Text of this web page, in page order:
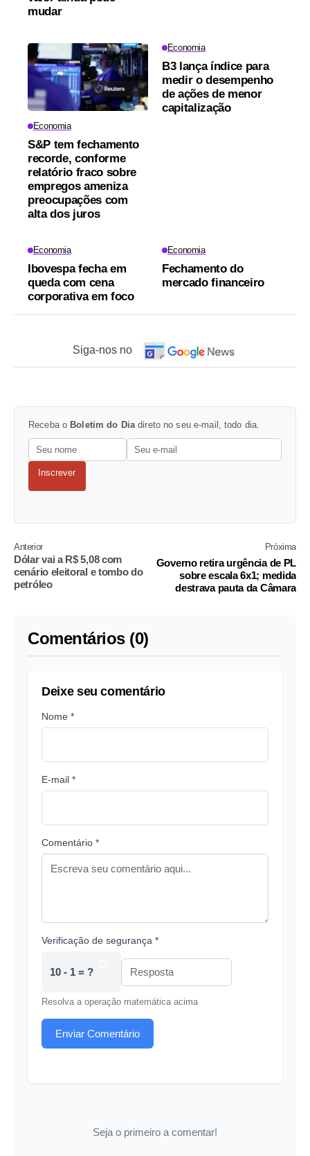
mudar
Economia
S&P tem fechamento
recorde, conforme
relatório fraco sobre
empregos ameniza
preocupações com
alta dos juros
Economia
B3 lança índice para
medir o desempenho
de ações de menor
capitalização
Economia
Ibovespa fecha em
queda com cena
corporativa em foco
Economia
Fechamento do
mercado financeiro
Siga-nos no
Receba o Boletim do Dia direto no seu e-mail, todo dia.
Inscrever
Anterior
Dólar vai a R$ 5,08 com
cenário eleitoral e tombo do
petróleo
Próxima
Governo retira urgência de PL
sobre escala 6x1; medida
destrava pauta da Câmara
Comentários (0)
Deixe seu comentário
Nome *
E-mail *
Comentário *
Verificação de segurança *
10 - 1 = ?
Resolva a operação matemática acima
Enviar Comentário
Seja o primeiro a comentar!